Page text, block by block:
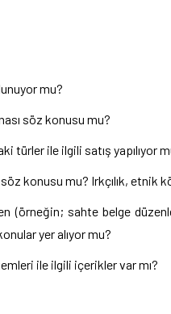
mu?
söz konusu mu?
türler ile ilgili satış yapılıyor
konusu mu? Irkçılık, etnik
(örneğin; sahte belge
yer alıyor mu?
ile ilgili içerikler var mı?